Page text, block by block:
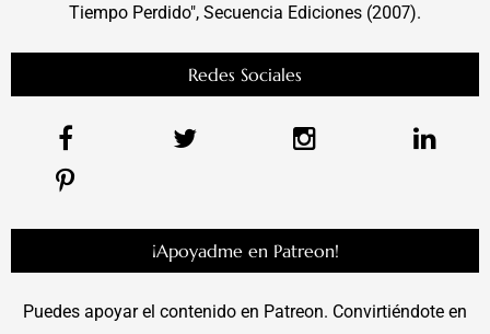
Tiempo Perdido", Secuencia Ediciones (2007).
Redes Sociales
¡Apoyadme en Patreon!
Puedes apoyar el contenido en Patreon. Convirtiéndote en